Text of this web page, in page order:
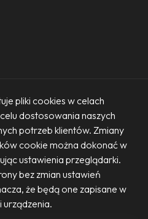
pliki cookies w celach
dostosowania naszych
potrzeb klientów. Zmiany
cookie można dokonać w
ustawienia przeglądarki.
bez zmian ustawień
że będą one zapisane w
urządzenia.